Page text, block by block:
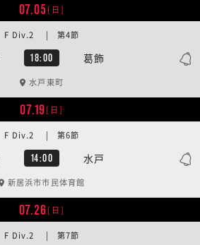
07.05[日]
18:00 葛飾
F Div.2 | 第4節
水戸東町
07.19[日]
14:00 水戸
F Div.2 | 第6節
新居浜市市民体育館
07.26[日]
F Div.2 | 第7節